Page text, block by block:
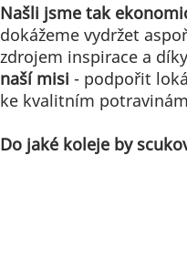
Našli jsme tak
dokážeme vydržet
zdrojem inspirace a
naší misi - podpořit
ke kvalitním
Do jaké koleje by